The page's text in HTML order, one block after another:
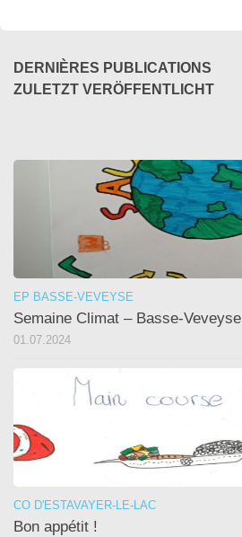
DERNIÈRES PUBLICATIONS
ZULETZT VERÖFFENTLICHT
EP BASSE-VEVEYSE
Semaine Climat – Basse-Veveyse
01.07.2024
CO D'ESTAVAYER-LE-LAC
Bon appétit !